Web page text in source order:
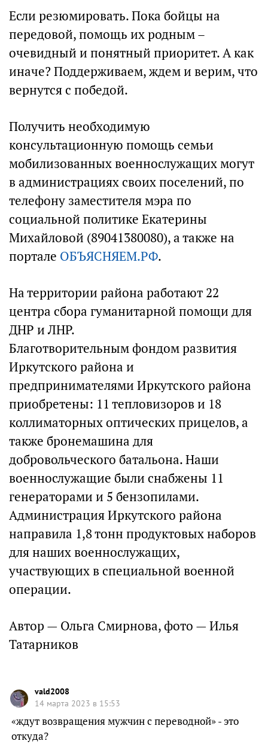
Если резюмировать. Пока бойцы на
передовой, помощь их родным –
очевидный и понятный приоритет. А как
иначе? Поддерживаем, ждем и верим, что
вернутся с победой.
Получить необходимую
консультационную помощь семьи
мобилизованных военнослужащих могут
в администрациях своих поселений, по
телефону заместителя мэра по
социальной политике Екатерины
Михайловой (89041380080), а также на
портале ОБЪЯСНЯЕМ.РФ.
На территории района работают 22
центра сбора гуманитарной помощи для
ДНР и ЛНР.
Благотворительным фондом развития
Иркутского района и
предпринимателями Иркутского района
приобретены: 11 тепловизоров и 18
коллиматорных оптических прицелов, а
также бронемашина для
добровольческого батальона. Наши
военнослужащие были снабжены 11
генераторами и 5 бензопилами.
Администрация Иркутского района
направила 1,8 тонн продуктовых наборов
для наших военнослужащих,
участвующих в специальной военной
операции.
Автор — Ольга Смирнова, фото — Илья
Татарников
vald2008
14 марта 2023 в 15:53
«ждут возвращения мужчин с переводной» - это
откуда?